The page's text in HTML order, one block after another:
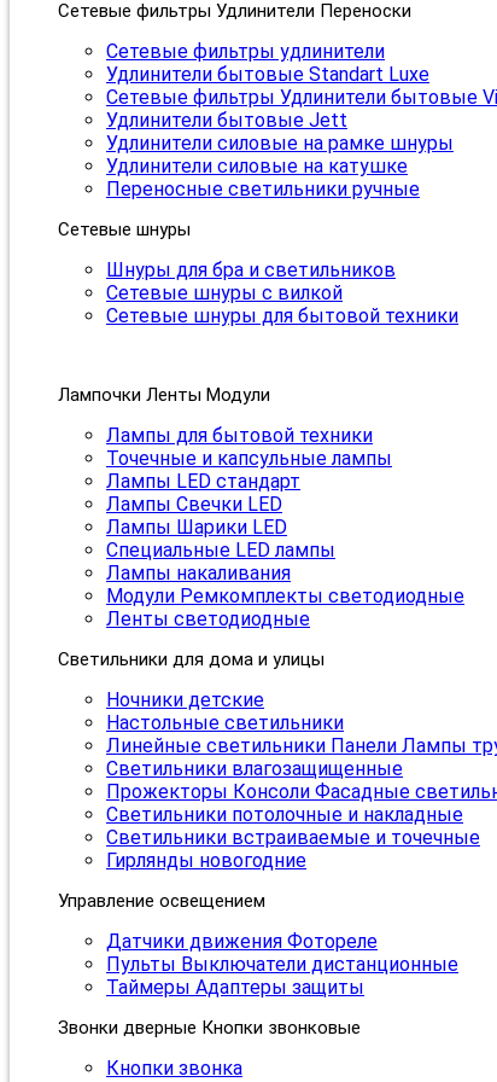
Сетевые фильтры Удлинители Переноски
Сетевые фильтры удлинители
Удлинители бытовые Standart Luxe
Сетевые фильтры Удлинители бытовые
Удлинители бытовые Jett
Удлинители силовые на рамке шнуры
Удлинители силовые на катушке
Переносные светильники ручные
Сетевые шнуры
Шнуры для бра и светильников
Сетевые шнуры с вилкой
Сетевые шнуры для бытовой техники
Лампочки Ленты Модули
Лампы для бытовой техники
Точечные и капсульные лампы
Лампы LED стандарт
Лампы Свечки LED
Лампы Шарики LED
Специальные LED лампы
Лампы накаливания
Модули Ремкомплекты светодиодные
Ленты светодиодные
Светильники для дома и улицы
Ночники детские
Настольные светильники
Линейные светильники Панели Лампы
Светильники влагозащищенные
Прожекторы Консоли Фасадные
Светильники потолочные и накладные
Светильники встраиваемые и точечные
Гирлянды новогодние
Управление освещением
Датчики движения Фотореле
Пульты Выключатели дистанционные
Таймеры Адаптеры защиты
Звонки дверные Кнопки звонковые
Кнопки звонка